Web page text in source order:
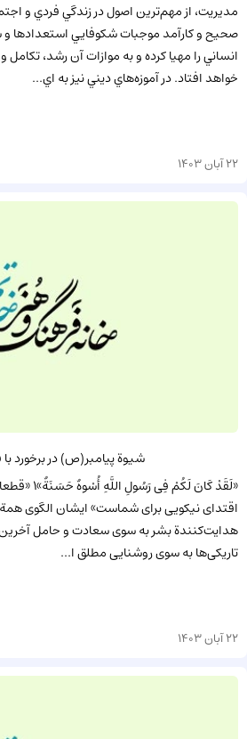
مديريت، از مهم‌ترين اصول در زندگي فردي و
صحيح و كارآمد موجبات شكوفايي استعدادها
انساني را مهيا كرده و به موازات آن رشد،
خواهد افتاد. در آموزه‌هاي ديني نيز به اي...
22 آبان 1403
شیوة پیامبر(ص) در برخورد
«لَقَدْ کَانَ
اقتدای نیکویی برای شماست» ایشان الگوی
هدایت‌کنندة بشر به سوى سعادت و حامل آخرین
تاریکى‌ها به سوى روشنایى مطلق ا...
22 آبان 1403